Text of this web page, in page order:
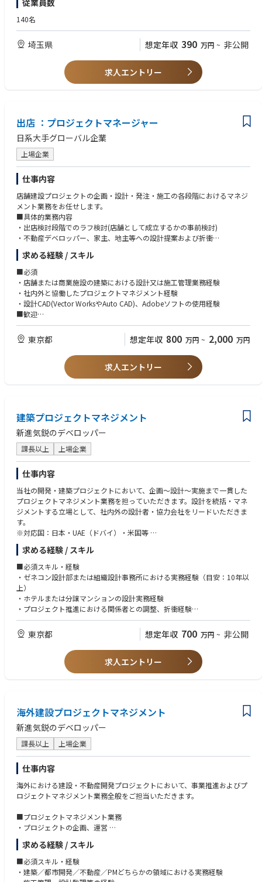
宅案件だけでなく、競技場・病院・学校・公共施設などの非住宅案件や特
殊物件を中心に、木造建築プロジェクトの施工管理を行います。
具体的には、施工計画の立案から工程管理、品質管理、安全管理、原価管
理まで一貫して担当し、設計事務所やゼネコン、協力会社など多くの関係
者と連携しながらプロジェクトを推進します。全国規模の案件に携わるた
■こんな方におすすめ
■同社の強み
・プレカット業界トップクラスの知名度と実績を保有
・木材加工・木造建築分野における高い技術力 ※同社特有の特殊加工が
可能
・LIXILなど大手企業との安定した取引基盤
・学校・病院・競技場など大型木造案件の豊富な実績
・公共事業や大型プロジェクトへの実績あり
・木造建築の施工管理経験
・建築施工管理技士（1級、2級）
従業員数
140名
埼玉県 想定年収 390 万円 ~ 非公開
求人エントリー
出店 ：プロジェクトマネージャー
日系大手グローバル企業
上場企業
仕事内容
店舗建設プロジェクトの企画・設計・発注・施工の各段階におけるマネジ
メント業務をお任せします。
■具体的業務内容
・出店検討段階でのラフ検討(店舗として成立するかの事前検討)
・不動産デベロッパー、家主、地主等への設計提案および折衝
・新規店舗の企画、予算及びマスタースケジュールの作成、店舗オープン
までのマネジメント(予算管理～スケジュール管理ほか)
・大量新規出店のための企画推進(プロセス確立、コストダウン、新しい工
法提案、社外パートナーとのリレーションシップ強化ほか)
・社内外関係者社に向けた店舗の設計・施工・メンテナンスに関わる品質
基準の設定、トレーニングやモニタリング等の推進
・設計・デザイン会社・建設会社の選定・管理業務（デザインコンセプト
・建物管理業務（ホテルオペレーターやビルメンテ会社の統括管理。建築
関係のほか、電気・設備関係も含む）
・業務の効率化、標準化のための仕組みづくり など
求める経験 / スキル
■必須
・店舗または商業施設の建築における設計又は施工管理業務経験
・社内外と協働したプロジェクトマネジメント経験
・設計CAD(Vector WorksやAuto CAD)、Adobeソフトの使用経験
■歓迎
・一級建築士又は1級建築施工管理技士 有資格者
・Revit(BIM)の使用・学習経験
・ボリュームチェック業務経験
・TOEIC700点程度、または同等の英語スキルをお持ちの方
東京都 想定年収 800 万円 ~ 2,000 万円
求人エントリー
建築プロジェクトマネジメント
新進気鋭のデベロッパー
課長以上 上場企業
仕事内容
当社の開発・建築プロジェクトにおいて、企画～設計～実施まで一貫した
プロジェクトマネジメント業務を担っていただきます。設計を統括・マネ
ジメントする立場として、社内外の設計者・協力会社をリードいただきま
す。
※対応国：日本・UAE（ドバイ）・米国等
業務内容
・ホテルを中心とした建築設計のマネジメント業務（設計者・協力会社の
統括・推進）
・基本計画、基本設計、実施設計の推進
・設計図書（図面）の読解、チェック、整合性の確認
・行政協議、各種許認可対応
・デザイン監修者（外部デザイナー・建築家等）との協働、調整
・プロジェクトマネジメント（スケジュール・コスト・品質管理）
・2D CAD、3Dモデリングを活用した設計検討、プレゼンテーション資料
・生成AI等のツールを活用した設計検討や業務効率化の推進
・国内外のデザイナーや専門家と協働できる環境
・設計だけでなく開発、事業視点を含めたプロジェクト推進に関われる
・生成AIなど最新技術を積極活用できる環境
求める経験 / スキル
■必須スキル・経験
・ゼネコン設計部または組織設計事務所における実務経験（目安：10年以
上）
・ホテルまたは分譲マンションの設計実務経験
・プロジェクト推進における関係者との調整、折衝経験
・デザイン監修者対応および行政協議の実務経験
■歓迎スキル・経験
・一級建築士資格を有する方
・設計、施工、CMを横断したプロジェクトマネジメント経験
・生成AI等のデジタルツールを活用した設計業務の経験、関心
■求める人物像
・多様なステークホルダーと円滑にコミュニケーションを図れる方
・デザイン性と事業性の両立を意識した設計ができる方
・自ら課題を設定し、主体的にプロジェクトを推進できる方
・新しい技術（生成AI・BIM等）を柔軟に取り入れられる方
・グローバルな視点で建築・都市を捉えられる方
東京都 想定年収 700 万円 ~ 非公開
求人エントリー
海外建設プロジェクトマネジメント
新進気鋭のデベロッパー
課長以上 上場企業
仕事内容
海外における建設・不動産開発プロジェクトにおいて、事業推進およびプ
ロジェクトマネジメント業務全般をご担当いただきます。
■プロジェクトマネジメント業務
・プロジェクトの企画、運営
・品質管理、コスト管理、スケジュール管理
・各種リスクマネジメント
・設計事務所、施工会社、関係各社の統括、マネジメント
・現地ローカルチームとの連携、推進
求める経験 / スキル
■必須スキル・経験
・建築／都市開発／不動産／PMどちらかの領域における実務経験